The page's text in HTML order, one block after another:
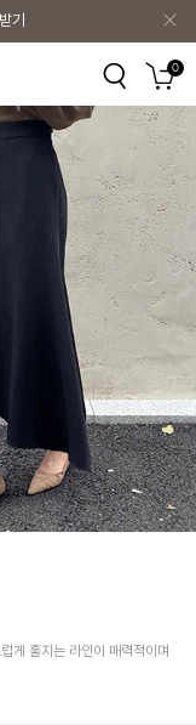
기
0
게 훌지는 라인이 매력적이며